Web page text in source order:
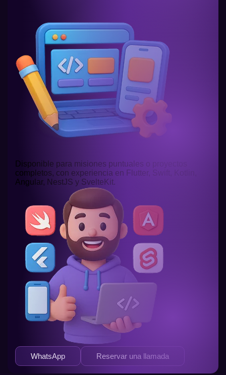
Disponible para misiones puntuales o proyectos
completos, con experiencia en Flutter, Swift, Kotlin,
Angular, NestJS y SvelteKit.
WhatsApp Reservar una llamada